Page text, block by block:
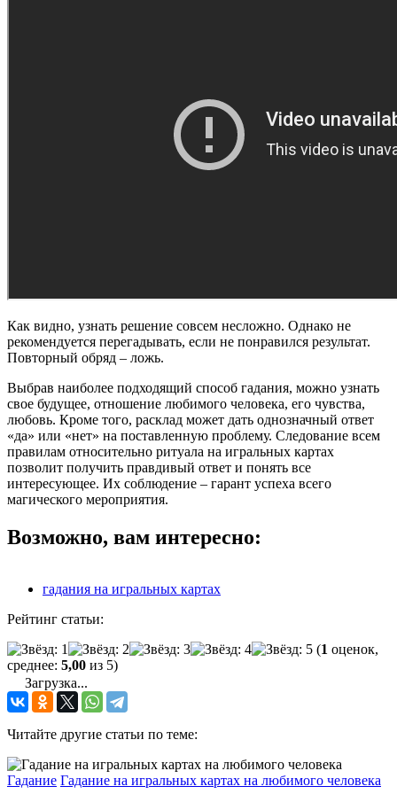
Как видно, узнать решение совсем несложно. Однако не
рекомендуется перегадывать, если не понравился результат.
Повторный обряд – ложь.
Выбрав наиболее подходящий способ гадания, можно узнать
свое будущее, отношение любимого человека, его чувства,
любовь. Кроме того, расклад может дать однозначный ответ
«да» или «нет» на поставленную проблему. Следование всем
правилам относительно ритуала на игральных картах
позволит получить правдивый ответ и понять все
интересующее. Их соблюдение – гарант успеха всего
магического мероприятия.
Возможно, вам интересно:
гадания на игральных картах
Рейтинг статьи:
(1 оценок,
среднее: 5,00 из 5)
Загрузка...
Читайте другие статьи по теме:
Гадание Гадание на игральных картах на любимого человека